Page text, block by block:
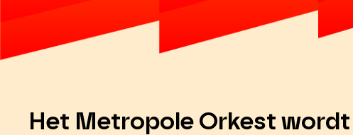
Het Metropole Orkest